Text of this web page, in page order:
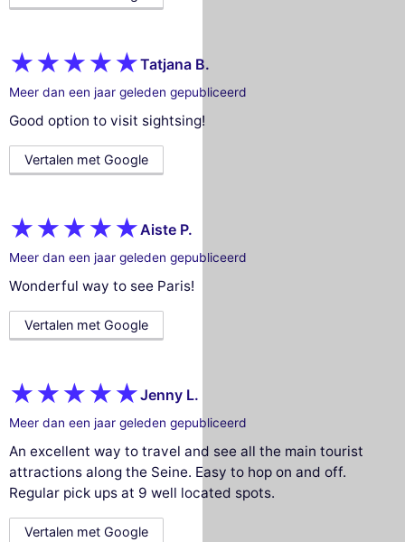
Tatjana B.
Meer dan een jaar geleden gepubliceerd
Good option to visit sightsing!
Vertalen met Google
Aiste P.
Meer dan een jaar geleden gepubliceerd
Wonderful way to see Paris!
Vertalen met Google
Jenny L.
Meer dan een jaar geleden gepubliceerd
An excellent way to travel and see all the main tourist
attractions along the Seine. Easy to hop on and off.
Regular pick ups at 9 well located spots.
Vertalen met Google